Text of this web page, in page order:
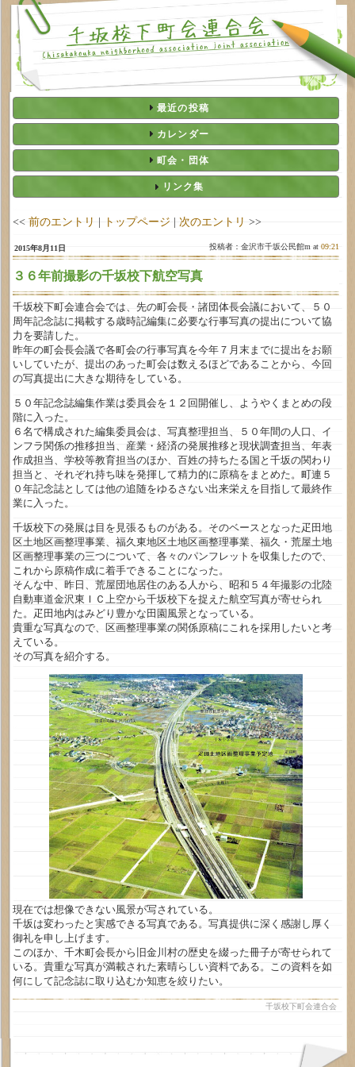
最近の投稿
カレンダー
町会・団体
リンク集
<< 前のエントリ | トップページ | 次のエントリ >>
2015年8月11日 投稿者：金沢市千坂公民館m at09:21
３６年前撮影の千坂校下航空写真
千坂校下町会連合会では、先の町会長・諸団体長会議において、５０
周年記念誌に掲載する歳時記編集に必要な行事写真の提出について協
力を要請した。
昨年の町会長会議で各町会の行事写真を今年７月末までに提出をお願
いしていたが、提出のあった町会は数えるほどであることから、今回
の写真提出に大きな期待をしている。
５０年記念誌編集作業は委員会を１２回開催し、ようやくまとめの段
階に入った。
６名で構成された編集委員会は、写真整理担当、５０年間の人口、イ
ンフラ関係の推移担当、産業・経済の発展推移と現状調査担当、年表
作成担当、学校等教育担当のほか、百姓の持ちたる国と千坂の関わり
担当と、それぞれ持ち味を発揮して精力的に原稿をまとめた。町連５
０年記念誌としては他の追随をゆるさない出来栄えを目指して最終作
業に入った。
千坂校下の発展は目を見張るものがある。そのベースとなった疋田地
区土地区画整理事業、福久東地区土地区画整理事業、福久・荒屋土地
区画整理事業の三つについて、各々のパンフレットを収集したので、
これから原稿作成に着手できることになった。
そんな中、昨日、荒屋団地居住のある人から、昭和５４年撮影の北陸
自動車道金沢東ＩＣ上空から千坂校下を捉えた航空写真が寄せられ
た。疋田地内はみどり豊かな田園風景となっている。
貴重な写真なので、区画整理事業の関係原稿にこれを採用したいと考
えている。
その写真を紹介する。
現在では想像できない風景が写されている。
千坂は変わったと実感できる写真である。写真提供に深く感謝し厚く
御礼を申し上げます。
このほか、千木町会長から旧金川村の歴史を綴った冊子が寄せられて
いる。貴重な写真が満載された素晴らしい資料である。この資料を如
何にして記念誌に取り込むか知恵を絞りたい。
千坂校下町会連合会